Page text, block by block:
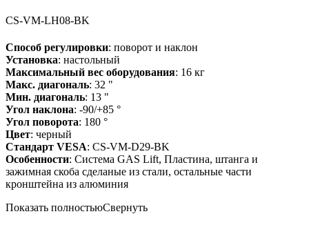
CS-VM-LH08-BK
Способ регулировки: поворот и наклон
Установка: настольный
Максимальный вес оборудования: 16 кг
Макс. диагональ: 32 "
Мин. диагональ: 13 "
Угол наклона: -90/+85 °
Угол поворота: 180 °
Цвет: черный
Стандарт VESA: CS-VM-D29-BK
Особенности: Система GAS Lift, Пластина, штанга и
зажимная скоба сделаные из стали, остальные части
кронштейна из алюминия
Показать полностьюСвернуть